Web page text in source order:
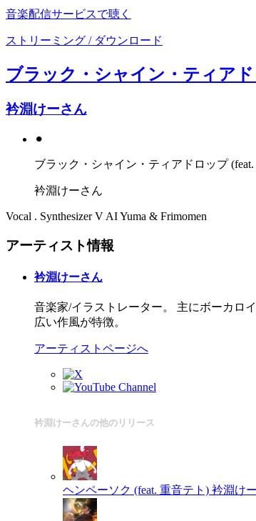
音楽配信サービスで聴く
ストリーミング / ダウンロード
ブラック・シャイン・ティア
衿淵けーさん
⚫︎
ブラック・シャイン・ティアドロップ
衿淵けーさん
Vocal . Synthesizer V AI Yuma & Frimomen
アーティスト情報
衿淵けーさん
音楽家/イラストレーター。 主にボーカロ
広い作風が特徴。
アーティストページへ
衿淵けーさんの他のリリース
ヘンペーソク (feat. 重音テト) 衿淵け